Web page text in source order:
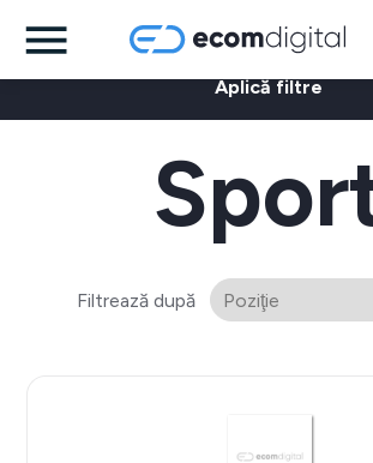
Aplică filtre
Filtrează după